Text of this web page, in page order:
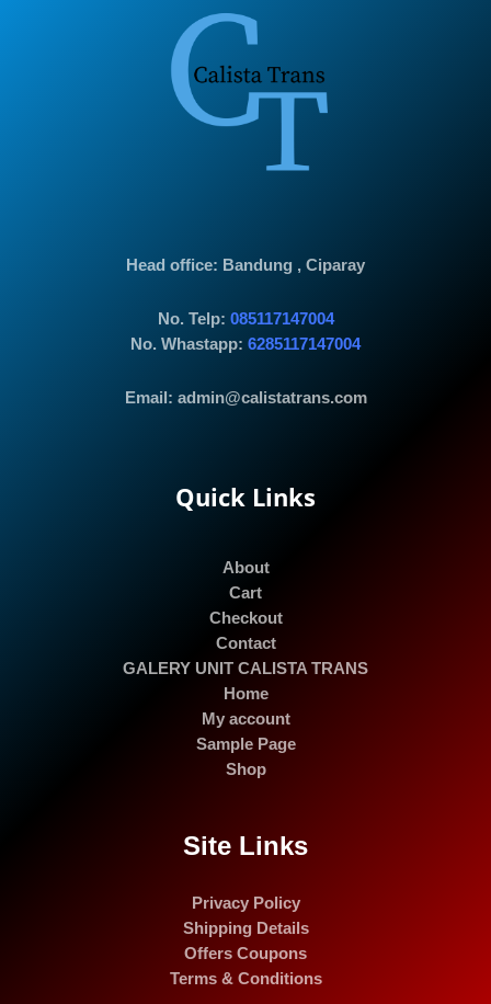
Head office: Bandung , Ciparay
No. Telp: 085117147004
No. Whastapp: 6285117147004
Email: admin@calistatrans.com
Quick Links
About
Cart
Checkout
Contact
GALERY UNIT CALISTA TRANS
Home
My account
Sample Page
Shop
Site Links
Privacy Policy
Shipping Details
Offers Coupons
Terms & Conditions